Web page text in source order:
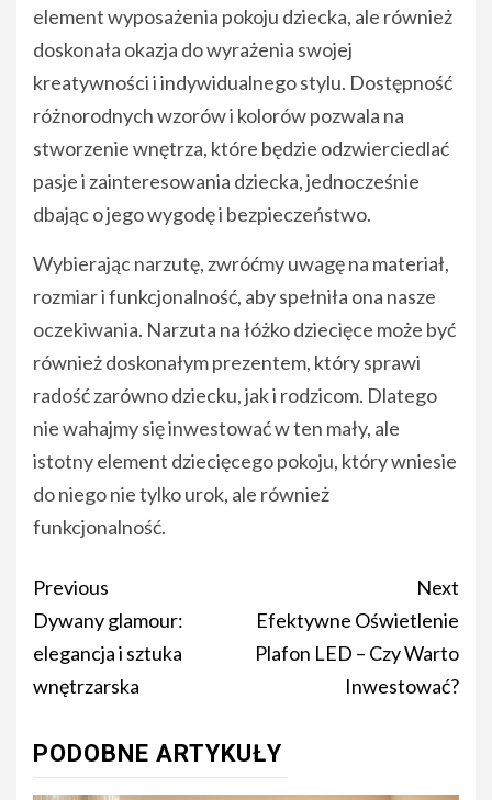
element wyposażenia pokoju dziecka, ale również
doskonała okazja do wyrażenia swojej
kreatywności i indywidualnego stylu. Dostępność
różnorodnych wzorów i kolorów pozwala na
stworzenie wnętrza, które będzie odzwierciedlać
pasje i zainteresowania dziecka, jednocześnie
dbając o jego wygodę i bezpieczeństwo.
Wybierając narzutę, zwróćmy uwagę na materiał,
rozmiar i funkcjonalność, aby spełniła ona nasze
oczekiwania. Narzuta na łóżko dziecięce może być
również doskonałym prezentem, który sprawi
radość zarówno dziecku, jak i rodzicom. Dlatego
nie wahajmy się inwestować w ten mały, ale
istotny element dziecięcego pokoju, który wniesie
do niego nie tylko urok, ale również
funkcjonalność.
Continue
Reading
Previous
Dywany glamour:
elegancja i sztuka
wnętrzarska
Next
Efektywne Oświetlenie
Plafon LED – Czy Warto
Inwestować?
PODOBNE ARTYKUŁY